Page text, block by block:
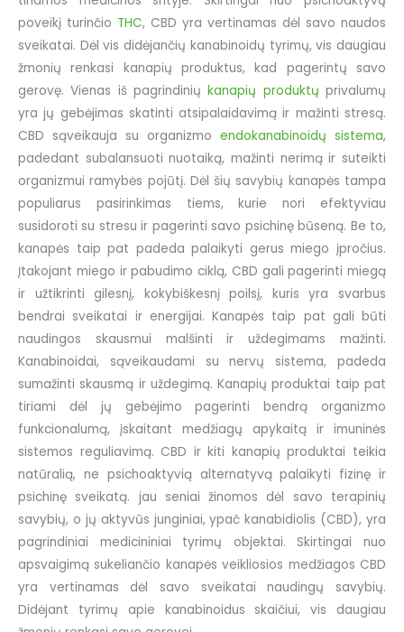
poveikį turinčio THC, CBD yra vertinamas dėl savo naudos
sveikatai. Dėl vis didėjančių kanabinoidų tyrimų, vis daugiau
žmonių renkasi kanapių produktus, kad pagerintų savo
gerovę. Vienas iš pagrindiniųkanapių produktųprivalumų
yra jų gebėjimas skatinti atsipalaidavimą ir mažinti stresą.
CBD sąveikauja su organizmo endokanabinoidų sistema,
padedant subalansuoti nuotaiką, mažinti nerimą ir suteikti
organizmui ramybės pojūtį. Dėl šių savybių kanapės tampa
populiarus pasirinkimas tiems, kurie nori efektyviau
susidoroti su stresu ir pagerinti savo psichinę būseną. Be to,
kanapės taip pat padeda palaikyti gerus miego įpročius.
Įtakojant miego ir pabudimo ciklą, CBD gali pagerinti miegą
ir užtikrinti gilesnį, kokybiškesnį poilsį, kuris yra svarbus
bendrai sveikatai ir energijai. Kanapės taip pat gali būti
naudingos skausmui malšinti ir uždegimams mažinti.
Kanabinoidai, sąveikaudami su nervų sistema, padeda
sumažinti skausmą ir uždegimą. Kanapių produktai taip pat
tiriami dėl jų gebėjimo pagerinti bendrą organizmo
funkcionalumą, įskaitant medžiagų apykaitą ir imuninės
sistemos reguliavimą. CBD ir kiti kanapių produktai teikia
natūralią, ne psichoaktyvią alternatyvą palaikyti fizinę ir
psichinę sveikatą. jau seniai žinomos dėl savo terapinių
savybių, o jų aktyvūs junginiai, ypač kanabidiolis (CBD), yra
pagrindiniai medicininiai tyrimų objektai. Skirtingai nuo
apsvaigimą sukeliančio kanapės veikliosios medžiagos CBD
yra vertinamas dėl savo sveikatai naudingų savybių.
Didėjant tyrimų apie kanabinoidus skaičiui, vis daugiau